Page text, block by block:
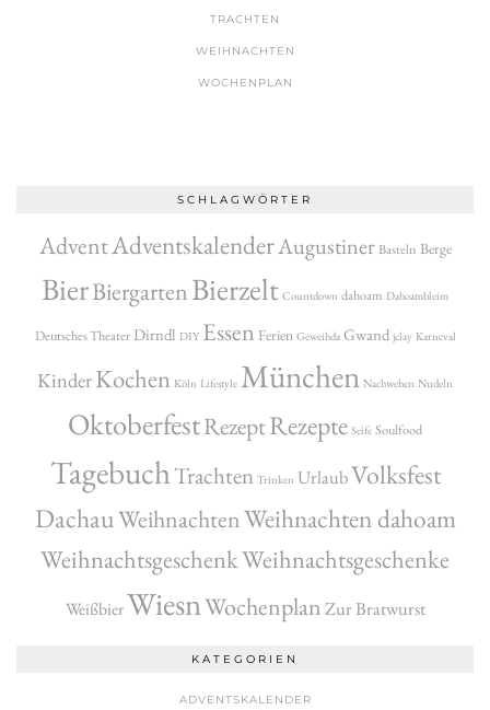
TRACHTEN
WEIHNACHTEN
WOCHENPLAN
SCHLAGWÖRTER
AdventAdventskalenderAugustiner Basteln Berge
BierBiergartenBierzelt Countdown dahoam Dahoambleim
Deutsches Theater Dirndl DIY Essen Ferien Geweihda Gwand jclay Karneval
KinderKochen Köln Lifestyle München Nachwehen Nudeln
OktoberfestRezeptRezepte Seife Soulfood
TagebuchTrachten Trinken UrlaubVolksfest
DachauWeihnachtenWeihnachten dahoam
WeihnachtsgeschenkWeihnachtsgeschenke
WeißbierWiesnWochenplanZur Bratwurst
KATEGORIEN
ADVENTSKALENDER